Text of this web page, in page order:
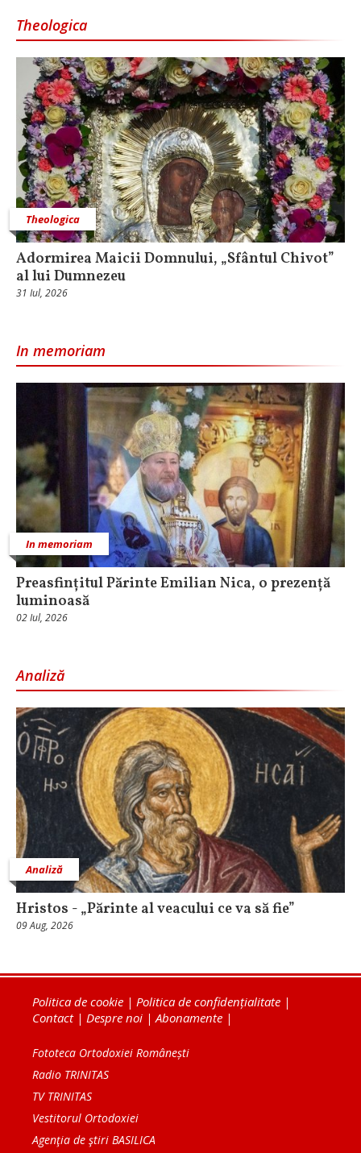
Theologica
Theologica
Adormirea Maicii Domnului, „Sfântul Chivot”
al lui Dumnezeu
31 Iul, 2026
In memoriam
In memoriam
Preasfințitul Părinte Emilian Nica, o prezență
luminoasă
02 Iul, 2026
Analiză
Analiză
Hristos - „Părinte al veacului ce va să fie”
09 Aug, 2026
Politica de cookie | Politica de confidențialitate |
Contact| Despre noi | Abonamente |
Fototeca Ortodoxiei Românești
Radio TRINITAS
TV TRINITAS
Vestitorul Ortodoxiei
Agenţia de ştiri BASILICA